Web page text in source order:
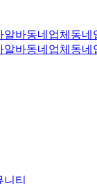
알바동네업체 동네
알바동네업체 동네
니티